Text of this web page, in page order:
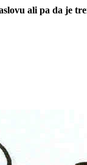
ali pa da je